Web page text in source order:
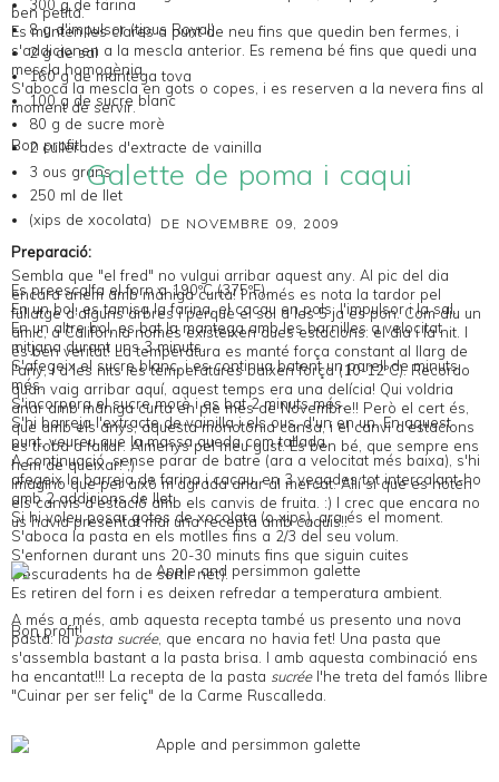
ben petita.
Es munten les clares a punt de neu fins que quedin ben fermes, i
s'addicionen a la mescla anterior. Es remena bé fins que quedi una
mescla homogènia.
S'aboca la mescla en gots o copes, i es reserven a la nevera fins al
moment de servir.
Bon profit!
300 g de farina
8 g d'impulsor (tipus Royal)
2 g de sal
160 g de mantega tova
100 g de sucre blanc
80 g de sucre morè
2 cullerades d'extracte de vainilla
3 ous grans
250 ml de llet
(xips de xocolata)
Preparació:
Es preescalfa el forn a 190ºC (375ºF).
En un bol, es tamisa la farina, el cacau en pols, l'impulsor i la sal.
En un altre bol, es bat la mantega amb les barnilles a velocitat
mitjana durant uns 3 minuts.
S'afegeix el sucre blanc, i es continua batent un parell de minuts
més.
S'incorpora el sucre morè i es bat 2 minuts més.
S'hi barreja l'extracte de vainilla i els ous, d'un en un. En aquest
punt, veureu que la massa queda com tallada.
A continuació, sense parar de batre (ara a velocitat més baixa), s'hi
afegeix la barreja de farina i cacau, en 3 vegades tot intercalant-ho
amb 2 addicions de llet.
Si hi voleu posar gotes de xocolata (o xips), ara és el moment.
S'aboca la pasta en els motlles fins a 2/3 del seu volum.
S'enfornen durant uns 20-30 minuts fins que siguin cuites
(l'escuradents ha de sortir net).
Es retiren del forn i es deixen refredar a temperatura ambient.
Bon profit!
Galette de poma i caqui
DE NOVEMBRE 09, 2009
Sembla que "el fred" no vulgui arribar aquest any. Al pic del dia
encara anem amb màniga curta! I només es nota la tardor pel
fullatge d'alguns arbres i perquè el sol a les 5 ja es pon. Com diu un
amic, a Califòrnia només existeixen dues estacions: el dia i la nit. I
és ben veritat! La temperatura es manté força constant al llarg de
l'any, i a les nits les temperatures baixen força (10-12ºC). Recordo
quan vaig arribar aquí, aquest temps era una delícia! Qui voldria
anar amb màniga curta en ple mes de Novembre!! Però el cert és,
que amb els anys, aquesta monotonia cansa, i el canvi d'estacions
es troba a faltar. Almenys pel meu gust. És ben bé, que sempre ens
hem de queixar! ;)
Imagino que per això m'agrada anar al mercat. Allí sí que es noten
els canvis d'estació amb els canvis de fruita. :) I crec que encara no
us havia presentat mai una recepta amb caquis!!
A més a més, amb aquesta recepta també us presento una nova
pasta: lapasta sucrée, que encara no havia fet! Una pasta que
s'assembla bastant a la pasta brisa. I amb aquesta combinació ens
ha encantat!!! La recepta de la pasta sucréel'he treta del famós llibre
"Cuinar per ser feliç" de la Carme Ruscalleda